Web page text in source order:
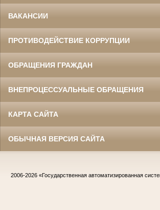
ВАКАНСИИ
ПРОТИВОДЕЙСТВИЕ КОРРУПЦИИ
ОБРАЩЕНИЯ ГРАЖДАН
ВНЕПРОЦЕССУАЛЬНЫЕ ОБРАЩЕНИЯ
КАРТА САЙТА
ОБЫЧНАЯ ВЕРСИЯ САЙТА
2006-2026 «Государственная автоматизированная